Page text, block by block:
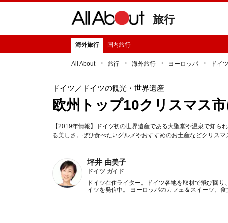
旅行
海外旅行 国内旅行
All About 旅行 海外旅行 ヨーロッパ ドイツ
ドイツ ／ドイツの観光・世界遺産
欧州トップ10クリスマス
【2019年情報】ドイツ初の世界遺産である大聖堂や温泉で知
る美しさ。ぜひ食べたいグルメやおすすめのお土産などクリスマ
坪井 由美子
ドイツ ガイド
ドイツ在住ライター。ドイツ各地を取材で飛び回
イツを発信中。 ヨーロッパのカフェ＆スイーツ、